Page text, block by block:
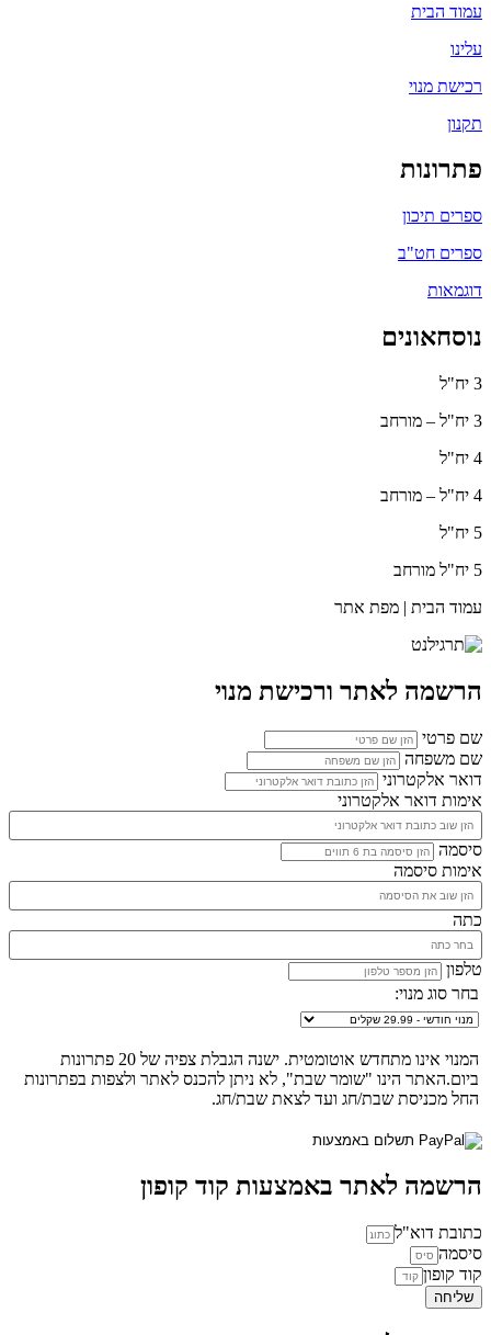
עמוד הבית
עלינו
רכישת מנוי
תקנון
פתרונות
ספרים תיכון
ספרים חט"ב
דוגמאות
נוסחאונים
3 יח"ל
3 יח"ל – מורחב
4 יח"ל
4 יח"ל – מורחב
5 יח"ל
5 יח"ל מורחב
עמוד הבית | מפת אתר
הרשמה לאתר ורכישת מנוי
שם פרטי
שם משפחה
דואר אלקטרוני
אימות דואר אלקטרוני
סיסמה
אימות סיסמה
כתה
טלפון
בחר סוג מנוי:
המנוי אינו מתחדש אוטומטית. ישנה הגבלת צפיה של 20 פתרונות
ביום.האתר הינו "שומר שבת", לא ניתן להכנס לאתר ולצפות בפתרונות
החל מכניסת שבת/חג ועד לצאת שבת/חג.
הרשמה לאתר באמצעות קוד קופון
כתובת דוא"ל
סיסמה
קוד קופון
שליחה